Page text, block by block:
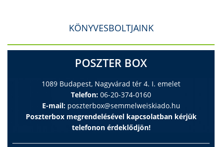
KÖNYVESBOLTJAINK
POSZTER BOX
1089 Budapest, Nagyvárad tér 4. I. emelet
Telefon: 06-20-374-0160
E-mail: poszterbox@semmelweiskiado.hu
Poszterbox megrendelésével kapcsolatban kérjük
telefonon érdeklődjön!